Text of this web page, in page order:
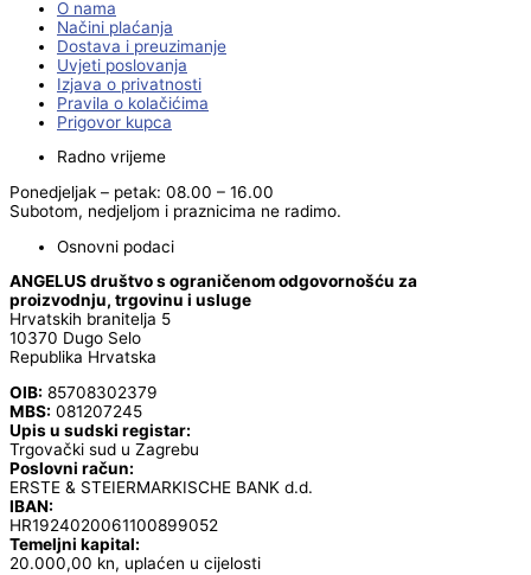
O nama
Načini plaćanja
Dostava i preuzimanje
Uvjeti poslovanja
Izjava o privatnosti
Pravila o kolačićima
Prigovor kupca
Radno vrijeme
Ponedjeljak – petak: 08.00 – 16.00
Subotom, nedjeljom i praznicima ne radimo.
Osnovni podaci
ANGELUS društvo s ograničenom odgovornošću za
proizvodnju, trgovinu i usluge
Hrvatskih branitelja 5
10370 Dugo Selo
Republika Hrvatska
OIB: 85708302379
MBS: 081207245
Upis u sudski registar:
Trgovački sud u Zagrebu
Poslovni račun:
ERSTE & STEIERMARKISCHE BANK d.d.
IBAN:
HR1924020061100899052
Temeljni kapital:
20.000,00 kn, uplaćen u cijelosti